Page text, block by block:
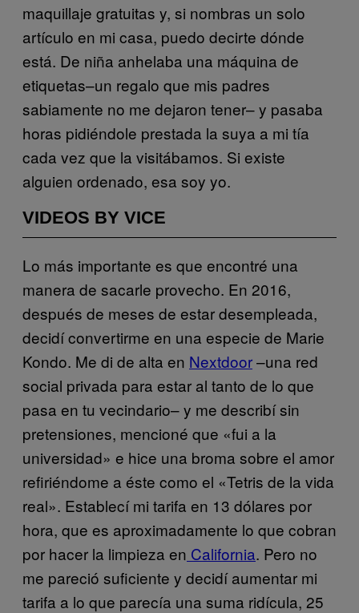
maquillaje gratuitas y, si nombras un solo
artículo en mi casa, puedo decirte dónde
está. De niña anhelaba una máquina de
etiquetas–un regalo que mis padres
sabiamente no me dejaron tener– y pasaba
horas pidiéndole prestada la suya a mi tía
cada vez que la visitábamos. Si existe
alguien ordenado, esa soy yo.
VIDEOS BY VICE
Lo más importante es que encontré una
manera de sacarle provecho. En 2016,
después de meses de estar desempleada,
decidí convertirme en una especie de Marie
Kondo. Me di de alta en Nextdoor–una red
social privada para estar al tanto de lo que
pasa en tu vecindario– y me describí sin
pretensiones, mencioné que «fui a la
universidad» e hice una broma sobre el amor
refiriéndome a éste como el «Tetris de la vida
real». Establecí mi tarifa en 13 dólares por
hora, que es aproximadamente lo que cobran
por hacer la limpieza en California. Pero no
me pareció suficiente y decidí aumentar mi
tarifa a lo que parecía una suma ridícula, 25